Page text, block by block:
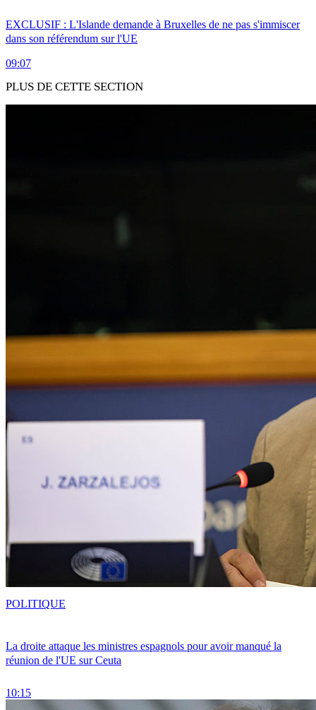
EXCLUSIF : L'Islande demande à Bruxelles de ne pas s'immiscer
dans son référendum sur l'UE
09:07
PLUS DE CETTE SECTION
La droite attaque les ministres espagnols pour avoir manqué la
réunion de l'UE sur Ceuta
10:15
POLITIQUE